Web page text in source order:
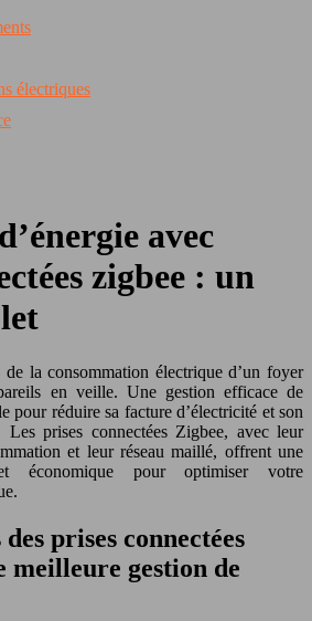
électriques
avec
zigbee : un
la consommation électrique d’un foyer
en veille. Une gestion efficace de
pour réduire sa facture d’électricité et son
Les prises connectées Zigbee, avec leur
et leur réseau maillé, offrent une
économique pour optimiser votre
prises connectées
meilleure gestion de